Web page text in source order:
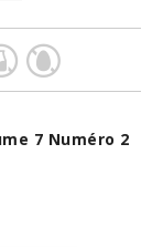
7 Numéro 2